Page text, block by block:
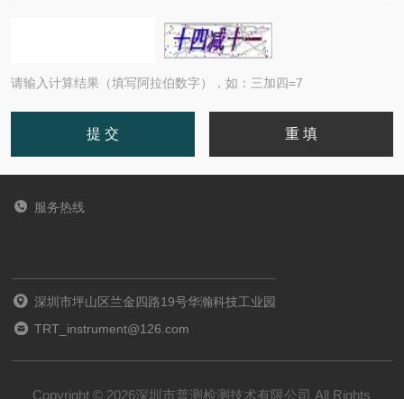
请输入计算结果（填写阿拉伯数字），如：三加四=7
服务热线
深圳市坪山区兰金四路19号华瀚科技工业园
TRT_instrument@126.com
Copyright © 2026深圳市普测检测技术有限公司 All Rights